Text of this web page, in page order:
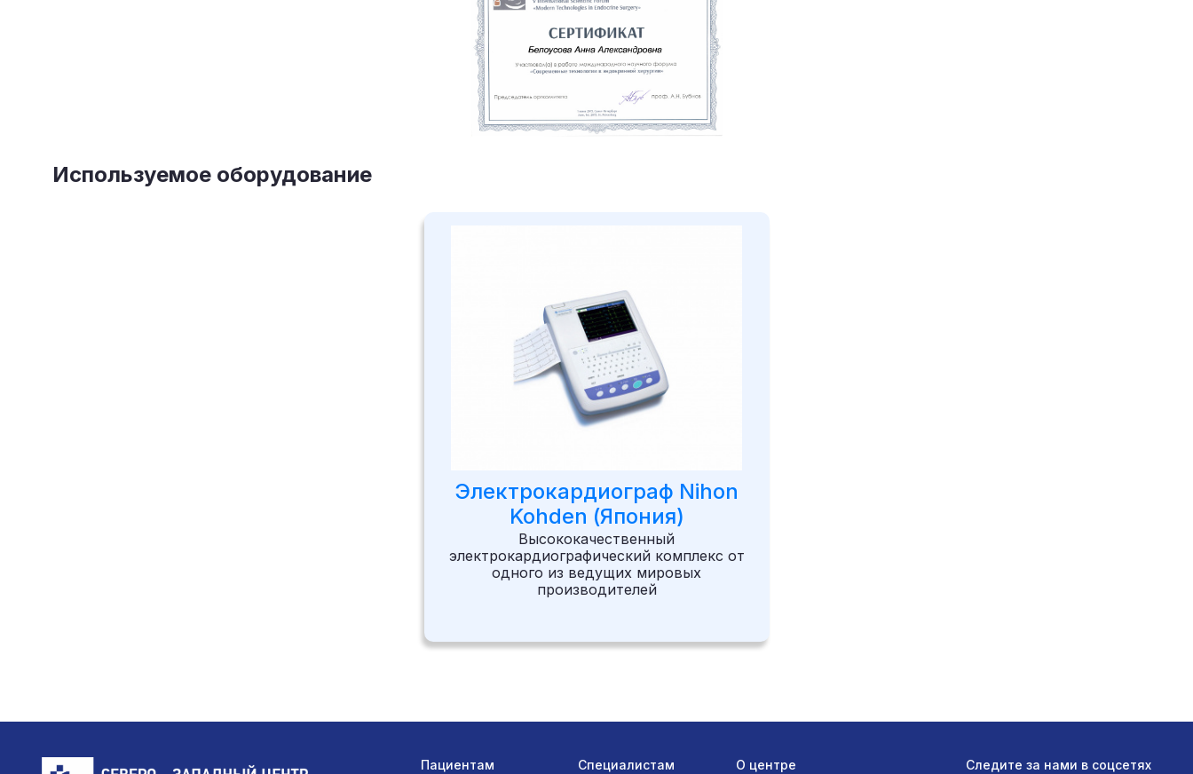
Используемое оборудование
Электрокардиограф Nihon
Kohden (Япония)
Высококачественный
электрокардиографический комплекс от
одного из ведущих мировых
производителей
Пациентам Специалистам О центре Следите за нами в соцсетях